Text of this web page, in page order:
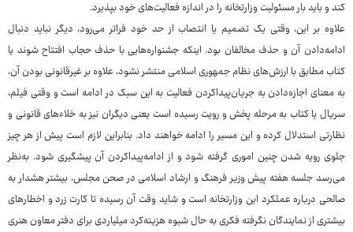
کند و باید بار مسئولیت وزارتخانه را در اندازه فعالیت‌های خود بپذیرد.
علاوه بر این، وقتی یک تصمیم یا انتصاب از حد خود فراتر می‌رود، دیگر نباید دنبال
ادامه‌دادن آن و حذف مخالفان بود. اینکه جشنواره‌هایی با حذف حجاب افتتاح شوند یا
کتاب مطابق با ارزش‌های نظام جمهوری اسلامی منتشر نشود، علاوه بر غیرقانونی بودن آن،
به معنای اجازه‌دادن به جریان‌پیداکردن فعالیت به این سبک در ادامه است و وقتی فیلم،
سریال یا کتاب به مرحله پخش و رویت رسیده است یعنی دیگران نیز به خلاءهای قانونی و
نظارتی استدلال کرده و این مسیر را ادامه خواهند داد. بنابراین لازم است پیش از هر چیز
جلوی رویه شدن چنین اموری گرفته شود و از ادامه‌پیداکردن آن پیشگیری شود. به‌نظر
می‌رسد جلسه هفته پیش وزیر فرهنگ و ارشاد اسلامی در صحن مجلس، بیشتر هشدار به
صالحی درباره عملکرد این وزارتخانه است و شاید وقت آن رسیده تا کارت زرد و اخطارهای
بیشتری از نمایندگان نگرفته فکری به حال شیوه هزینه‌کرد میلیاردی برای دفتر معاون هنری